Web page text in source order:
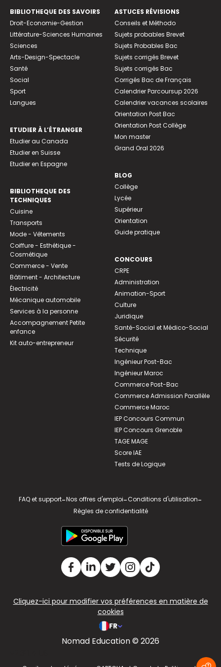
BIBLIOTHEQUE DES SAVOIRS
Droit-Economie-Gestion
Littérature-Sciences Humaines
Sciences
Arts-Design-Spectacle
Santé
Social
Sport
Langues
ETUDIER À L’ÉTRANGER
Etudier au Canada
Etudier en Suisse
Etudier en Espagne
BIBLIOTHEQUE DES
TECHNIQUES
Cuisine
Transports
Mode - Vêtements
Coiffure - Esthétique -
Cosmétique
Commerce - Vente
Bâtiment - Architecture
Électricité
Mécanique automobile
Services à la personne
Accompagnement Petite
enfance
Kit auto-entrepreneur
ASTUCES RÉVISIONS
Conseils et Méthodo
Sujets probables Brevet
Sujets Probables Bac
Sujets corrigés Brevet
Sujets corrigés Bac
Corrigés Bac de Français
Calendrier Parcoursup 2026
Calendrier vacances scolaires
Orientation Post Bac
Orientation Post Collège
Mon master
Grand Oral 2026
BLOG
Collège
Lycée
Supérieur
Orientation
Guide pratique
CONCOURS
CRPE
Administration
Animation-Sport
Culture
Juridique
Santé-Social et Médico-Social
Sécurité
Technique
Ingénieur Post-Bac
Ingénieur Maroc
Commerce Post-Bac
Commerce Admission Parallèle
Commerce Maroc
IEP Concours Commun
IEP Concours Grenoble
TAGE MAGE
Score IAE
Tests de Logique
FAQ et support-Nos offres d'emploi-Conditions d'utilisation-
Règles de confidentialité
Cliquez-ici pour modifier vos préférences en matière de
cookies
FR
Nomad Education © 2026